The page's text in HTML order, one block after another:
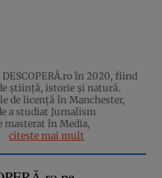
în 2020, fiind
știință, istorie și natură.
de licență în Manchester,
a studiat Jurnalism
în Media,
citește mai mult